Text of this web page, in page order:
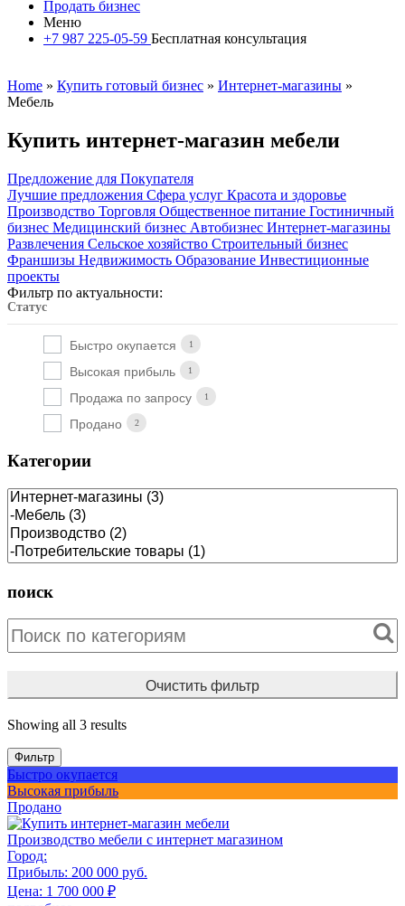
Продать бизнес
Меню
+7 987 225-05-59 Бесплатная консультация
Home » Купить готовый бизнес » Интернет-магазины »
Мебель
Купить интернет-магазин мебели
Предложение для Покупателя
Лучшие предложения Сфера услуг Красота и здоровье
Производство Торговля Общественное питание Гостиничный
бизнес Медицинский бизнес Автобизнес Интернет-магазины
Развлечения Сельское хозяйство Строительный бизнес
Франшизы Недвижимость Образование Инвестиционные
проекты
Фильтр по актуальности:
Статус
Быстро окупается 1
Высокая прибыль 1
Продажа по запросу 1
Продано 2
Категории
поиск
Очистить фильтр
Showing all 3 results
Фильтр
Быстро окупается
Высокая прибыль
Продано
Производство мебели с интернет магазином
Город:
Прибыль: 200 000 руб.
Цена: 1 700 000 ₽